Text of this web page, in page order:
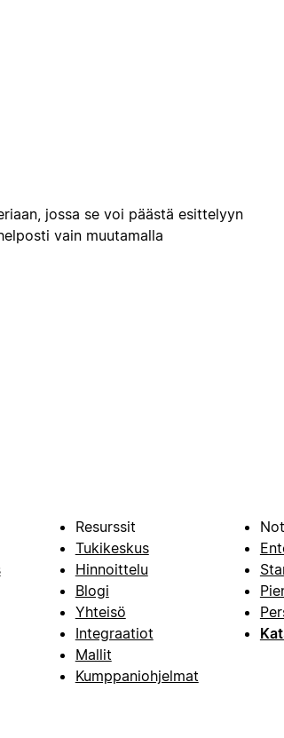
jossa se voi päästä esittelyyn
vain muutamalla
Resurssit
Tukikeskus
Hinnoittelu
Blogi
Yhteisö
Integraatiot
Mallit
Kumppaniohjelmat